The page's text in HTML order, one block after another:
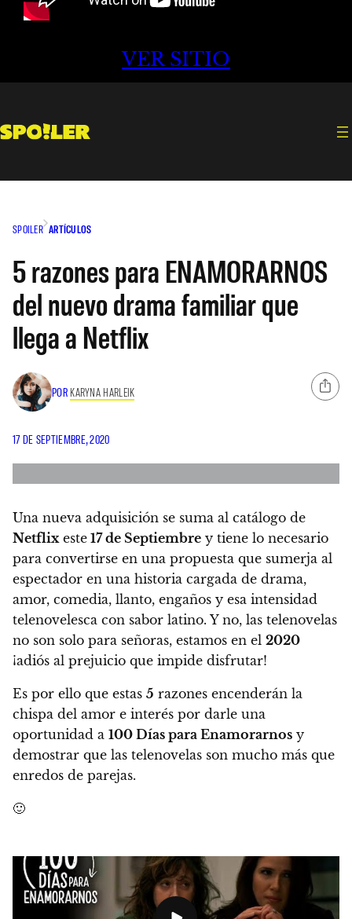
VER SITIO
SPOILER ARTÍCULOS
5 razones para ENAMORARNOS
del nuevo drama familiar que
llega a Netflix
POR KARYNA HARLEIK
17 DE SEPTIEMBRE, 2020
Una nueva adquisición se suma al catálogo de
Netflix este 17 de Septiembre y tiene lo necesario
para convertirse en una propuesta que sumerja al
espectador en una historia cargada de drama,
amor, comedia, llanto, engaños y esa intensidad
telenovelesca con sabor latino. Y no, las telenovelas
no son solo para señoras, estamos en el 2020
¡adiós al prejuicio que impide disfrutar!
Es por ello que estas 5 razones encenderán la
chispa del amor e interés por darle una
oportunidad a 100 Días para Enamorarnos y
demostrar que las telenovelas son mucho más que
enredos de parejas.
🙂